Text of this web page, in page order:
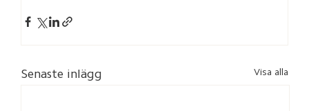
Senaste inlägg Visa alla